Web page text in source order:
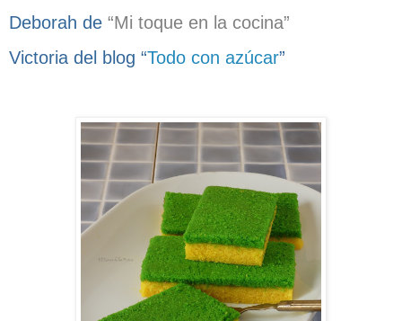
Deborah de “Mi toque en la cocina”
Victoria del blog “Todo con azúcar”